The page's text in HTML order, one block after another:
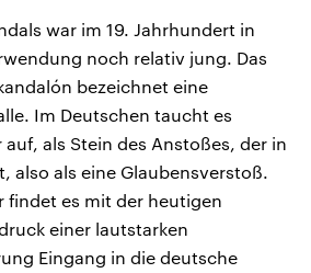
war im 19. Jahrhundert in
noch relativ jung. Das
bezeichnet eine
Im Deutschen taucht es
als Stein des Anstoßes, der in
also als eine Glaubensverstoß.
findet es mit der heutigen
einer lautstarken
Eingang in die deutsche